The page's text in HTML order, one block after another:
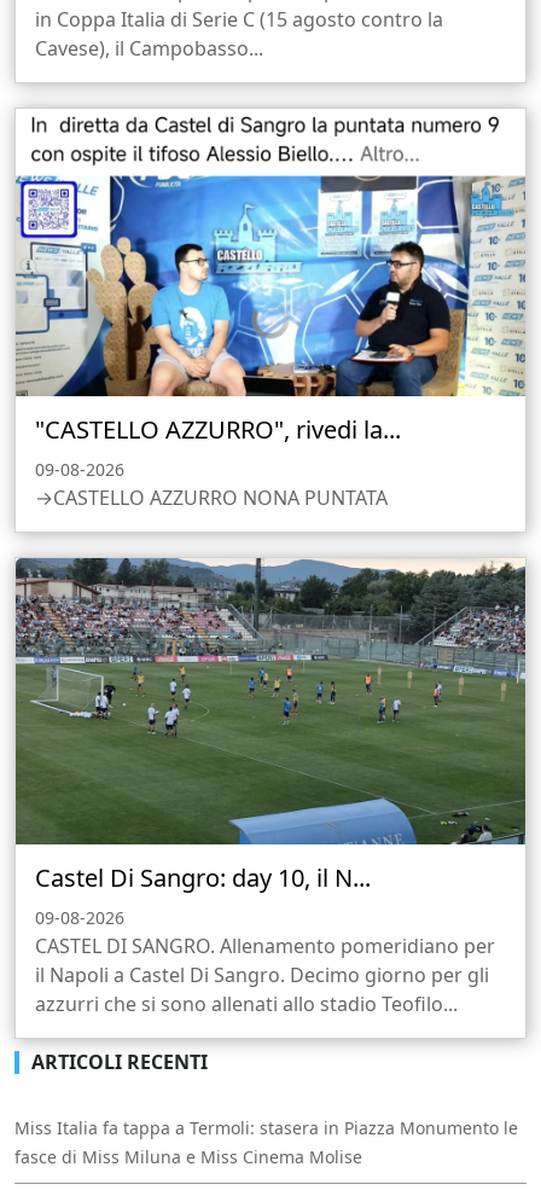
in Coppa Italia di Serie C (15 agosto contro la
Cavese), il Campobasso...
"CASTELLO AZZURRO", rivedi la...
09-08-2026
→CASTELLO AZZURRO NONA PUNTATA
Castel Di Sangro: day 10, il N...
09-08-2026
CASTEL DI SANGRO. Allenamento pomeridiano per
il Napoli a Castel Di Sangro. Decimo giorno per gli
azzurri che si sono allenati allo stadio Teofilo...
ARTICOLI RECENTI
Miss Italia fa tappa a Termoli: stasera in Piazza Monumento le
fasce di Miss Miluna e Miss Cinema Molise